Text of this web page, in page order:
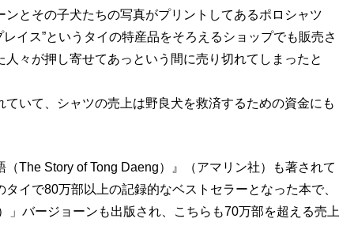
とその子犬たちの写真がプリントしてあるポロシャツ
イス”というタイの特産品をそろえるショップでも販売さ
々が押し寄せてあっという間に売り切れてしまったと
いて、シャツの売上は野良犬を救済するための資金にも
The Story of Tong Daeng）』（アマリン社）も著されて
イで80万部以上の記録的なベストセラーとなった本で、
」バージョーンも出版され、こちらも70万部を超える売上